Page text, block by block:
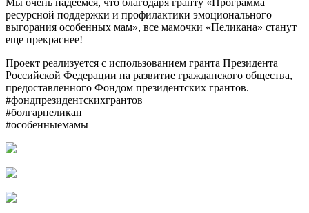
ресурсной поддержки и профилактики эмоционального
выгорания особенных мам», все мамочки «Пеликана» станут
еще прекраснее!
Проект реализуется с использованием гранта Президента
Российской Федерации на развитие гражданского общества,
предоставленного Фондом президентских грантов.
#фондпрезидентскихгрантов
#болгарпеликан
#особенныемамы